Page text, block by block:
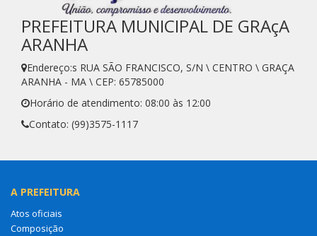
PREFEITURA MUNICIPAL DE GRAçA
ARANHA
Endereço:s RUA SÃO FRANCISCO, S/N \ CENTRO \ GRAÇA
ARANHA - MA \ CEP: 65785000
Horário de atendimento: 08:00 às 12:00
Contato: (99)3575-1117
A PREFEITURA
Atos oficiais
Composição